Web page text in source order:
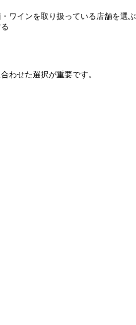
ワインを取り扱っている店舗を選ぶ
わせた選択が重要です。